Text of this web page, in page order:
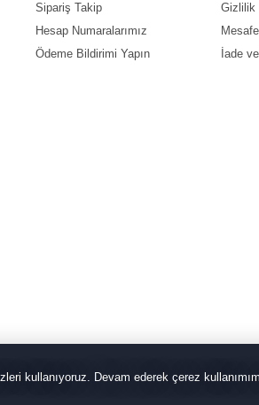
kullanıyoruz. Devam ederek çerez
Sipariş Takip
Hesap Numaralarımız
Ödeme Bildirimi Yapın
Gizlilik
İade